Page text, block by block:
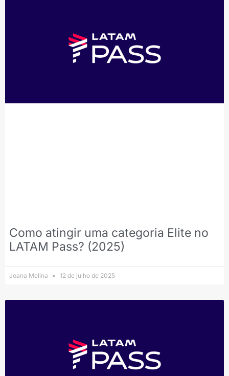
Como atingir uma categoria Elite no
LATAM Pass? (2025)
Joana Melina 12 de julho de 2025